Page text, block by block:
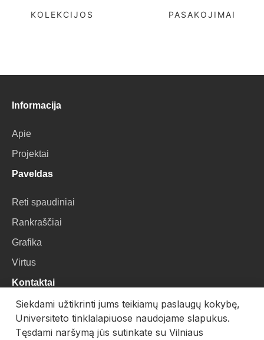
KOLEKCIJOS PASAKOJIMAI
Informacija
Apie
Projektai
Paveldas
Reti spaudiniai
Rankraščiai
Grafika
Virtus
Kontaktai
VU Biblioteka
Universiteto g. 3, LT-01122, Vilnius
Siekdami užtikrinti jums teikiamų paslaugų kokybę,
Universiteto tinklalapiuose naudojame slapukus.
Tęsdami naršymą jūs sutinkate su Vilniaus